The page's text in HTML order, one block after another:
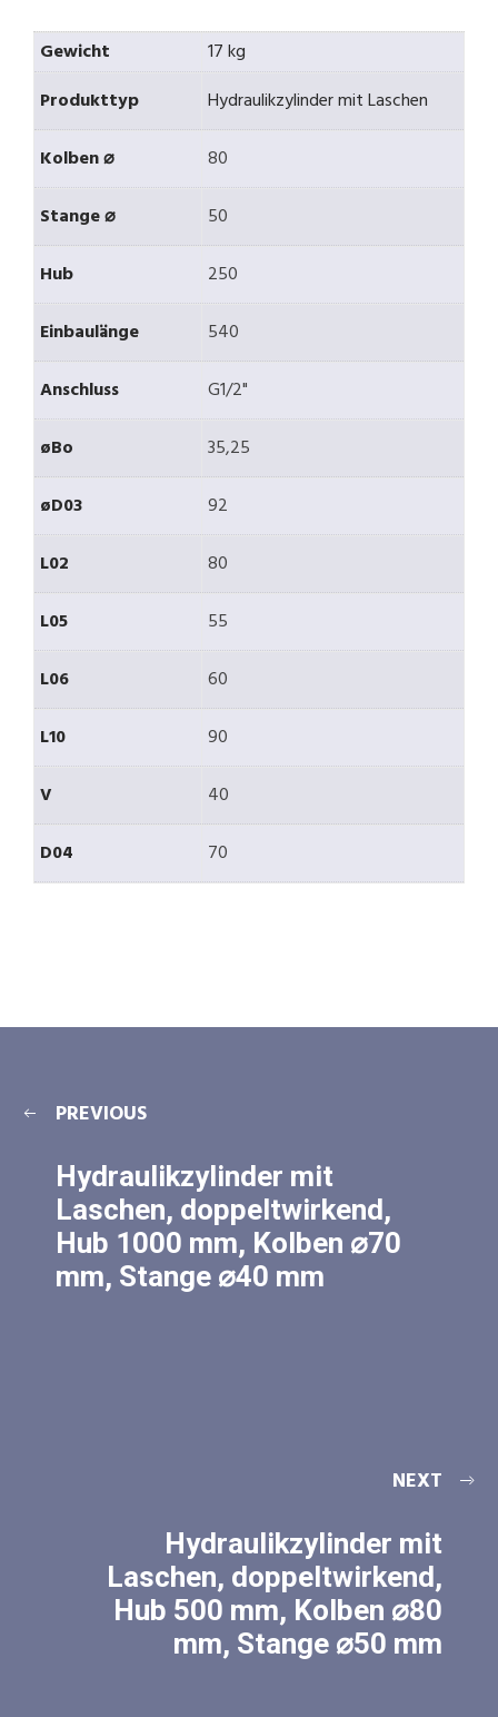
Gewicht
17 kg
Produkttyp
Hydraulikzylinder mit Laschen
Kolben ⌀
80
Stange ⌀
50
Hub
250
Einbaulänge
540
Anschluss
G1/2"
øBo
35,25
øD03
92
L02
80
L05
55
L06
60
L10
90
V
40
D04
70
PREVIOUS
Hydraulikzylinder mit
Laschen, doppeltwirkend,
Hub 1000 mm, Kolben ⌀70
mm, Stange ⌀40 mm
NEXT
Hydraulikzylinder mit
Laschen, doppeltwirkend,
Hub 500 mm, Kolben ⌀80
mm, Stange ⌀50 mm